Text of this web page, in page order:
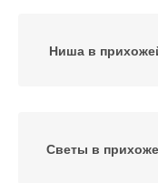
Ниша в
Светы в